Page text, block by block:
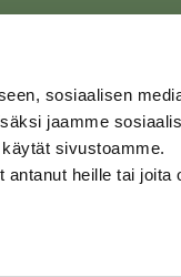
sosiaalisen
jaamme
sivustoamme.
heille tai joita